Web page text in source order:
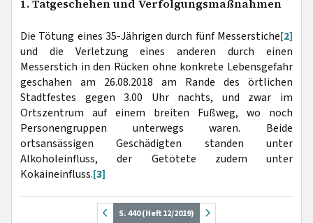
1. Tatgeschehen und Verfolgungsmaßnahmen
Die Tötung eines 35-Jährigen durch fünf Messerstiche[2]
und die Verletzung eines anderen durch einen
Messerstich in den Rücken ohne konkrete Lebensgefahr
geschahen am 26.08.2018 am Rande des örtlichen
Stadtfestes gegen 3.00 Uhr nachts, und zwar im
Ortszentrum auf einem breiten Fußweg, wo noch
Personengruppen unterwegs waren. Beide
ortsansässigen Geschädigten standen unter
Alkoholeinfluss, der Getötete zudem unter
Kokaineinfluss.[3]
S. 440 (Heft 12/2019)